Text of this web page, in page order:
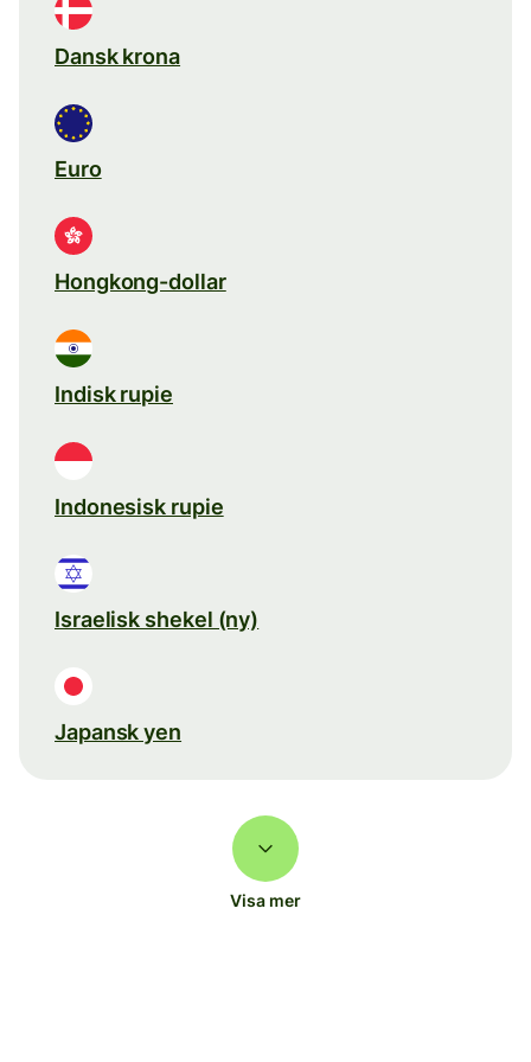
Dansk krona
Euro
Hongkong-dollar
Indisk rupie
Indonesisk rupie
Israelisk shekel (ny)
Japansk yen
Visa mer